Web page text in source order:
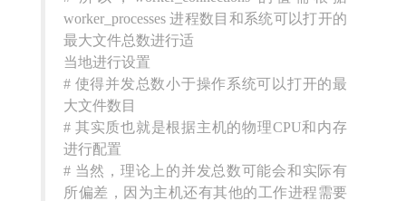
worker_processes 进程数目和系统可以打开的
最大文件总数进行适
当地进行设置
# 使得并发总数小于操作系统可以打开的最
大文件数目
# 其实质也就是根据主机的物理CPU和内存
进行配置
# 当然，理论上的并发总数可能会和实际有
所偏差，因为主机还有其他的工作进程需要